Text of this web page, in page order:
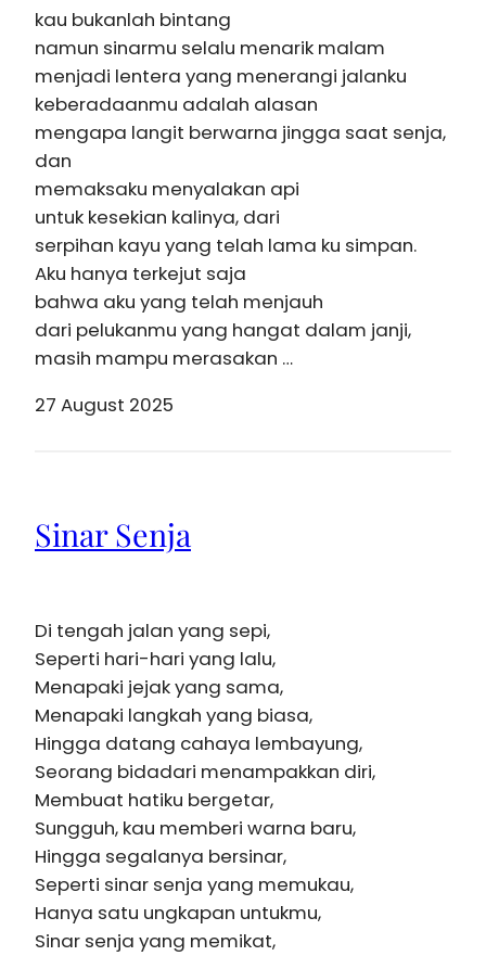
kau bukanlah bintang
namun sinarmu selalu menarik malam
menjadi lentera yang menerangi jalanku
keberadaanmu adalah alasan
mengapa langit berwarna jingga saat senja,
dan
memaksaku menyalakan api
untuk kesekian kalinya, dari
serpihan kayu yang telah lama ku simpan.
Aku hanya terkejut saja
bahwa aku yang telah menjauh
dari pelukanmu yang hangat dalam janji,
masih mampu merasakan …
27 August 2025
Sinar Senja
Di tengah jalan yang sepi,
Seperti hari-hari yang lalu,
Menapaki jejak yang sama,
Menapaki langkah yang biasa,
Hingga datang cahaya lembayung,
Seorang bidadari menampakkan diri,
Membuat hatiku bergetar,
Sungguh, kau memberi warna baru,
Hingga segalanya bersinar,
Seperti sinar senja yang memukau,
Hanya satu ungkapan untukmu,
Sinar senja yang memikat,